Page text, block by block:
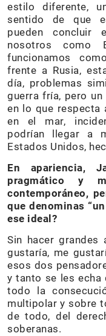
estilo diferente,
sentido de que
pueden concluir
nosotros como
funcionamos
frente a Rusia,
día, problemas
guerra fría, pero
en lo que respecta
en el mar,
podrían llegar a
Estados Unidos,
En apariencia,
pragmático y
contemporáneo,
que denominas
ese ideal?
Sin hacer
gustaría, me
esos dos
y tanto se les echa
todo la
multipolar y sobre
de todo, del
soberanas.